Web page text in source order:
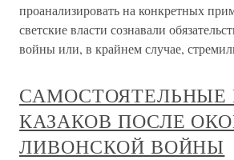
проанализировать на конкретных
светские власти сознавали
войны или, в крайнем случае,
КАЗАКОВ ПОСЛЕ
ЛИВОНСКОЙ ВОЙНЫ